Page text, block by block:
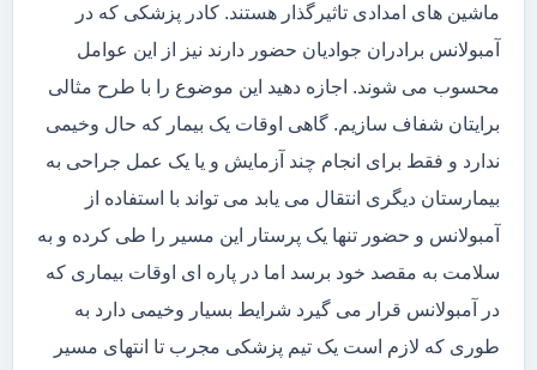
ماشین های امدادی تاثیرگذار هستند. کادر پزشکی که در
آمبولانس برادران جوادیان حضور دارند نیز از این عوامل
محسوب می شوند. اجازه دهید این موضوع را با طرح مثالی
برایتان شفاف سازیم. گاهی اوقات یک بیمار که حال وخیمی
ندارد و فقط برای انجام چند آزمایش و یا یک عمل جراحی به
بیمارستان دیگری انتقال می یابد می تواند با استفاده از
آمبولانس و حضور تنها یک پرستار این مسیر را طی کرده و به
سلامت به مقصد خود برسد اما در پاره ای اوقات بیماری که
در آمبولانس قرار می گیرد شرایط بسیار وخیمی دارد به
طوری که لازم است یک تیم پزشکی مجرب تا انتهای مسیر